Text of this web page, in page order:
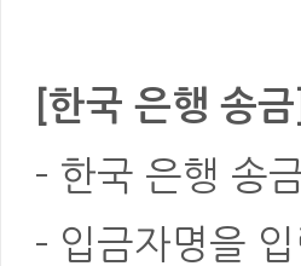
[한국 은행 송금]
- 한국 은행 송
- 입금자명을